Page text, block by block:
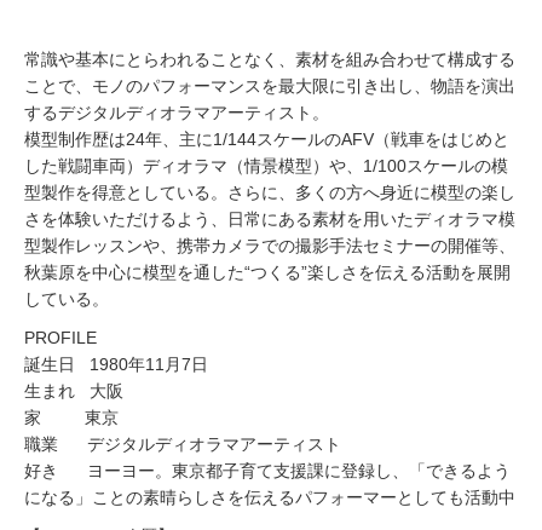
常識や基本にとらわれることなく、素材を組み合わせて構成する
ことで、モノのパフォーマンスを最大限に引き出し、物語を演出
するデジタルディオラマアーティスト。
模型制作歴は24年、主に1/144スケールのAFV（戦車をはじめと
した戦闘車両）ディオラマ（情景模型）や、1/100スケールの模
型製作を得意としている。さらに、多くの方へ身近に模型の楽し
さを体験いただけるよう、日常にある素材を用いたディオラマ模
型製作レッスンや、携帯カメラでの撮影手法セミナーの開催等、
秋葉原を中心に模型を通した“つくる”楽しさを伝える活動を展開
している。
PROFILE
誕生日 1980年11月7日
生まれ 大阪
家 東京
職業 デジタルディオラマアーティスト
好き ヨーヨー。東京都子育て支援課に登録し、「できるよう
になる」ことの素晴らしさを伝えるパフォーマーとしても活動中